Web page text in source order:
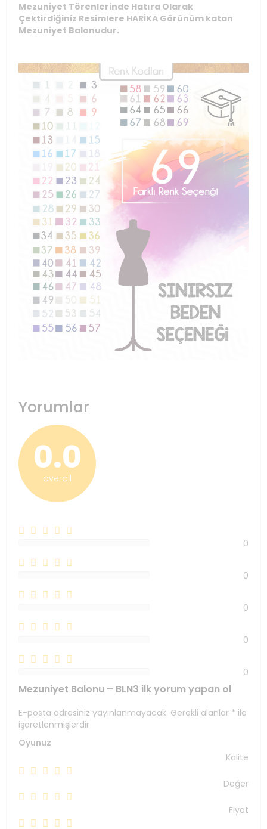
Mezuniyet Törenlerinde Hatıra Olarak
Çektirdiğiniz Resimlere HARİKA Görünüm katan
Mezuniyet Balonudur.
Yorumlar
0.0
overall
0
0
0
0
0
Mezuniyet Balonu – BLN3 ilk yorum yapan ol
E-posta adresiniz yayınlanmayacak. Gerekli alanlar * ile
işaretlenmişlerdir
Oyunuz
Kalite
Değer
Fiyat